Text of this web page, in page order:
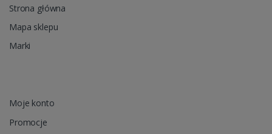
Strona główna
Mapa sklepu
Marki
Moje konto
Promocje